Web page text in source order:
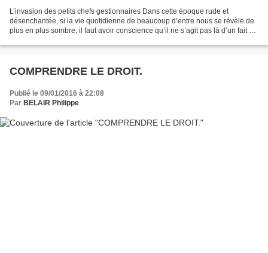
L’invasion des petits chefs gestionnaires Dans cette époque rude et
désenchantée, si la vie quotidienne de beaucoup d’entre nous se révèle de
plus en plus sombre, il faut avoir conscience qu’il ne s’agit pas là d’un fait du
COMPRENDRE LE DROIT.
Publié le 09/01/2016 à 22:08
Par BELAIR Philippe